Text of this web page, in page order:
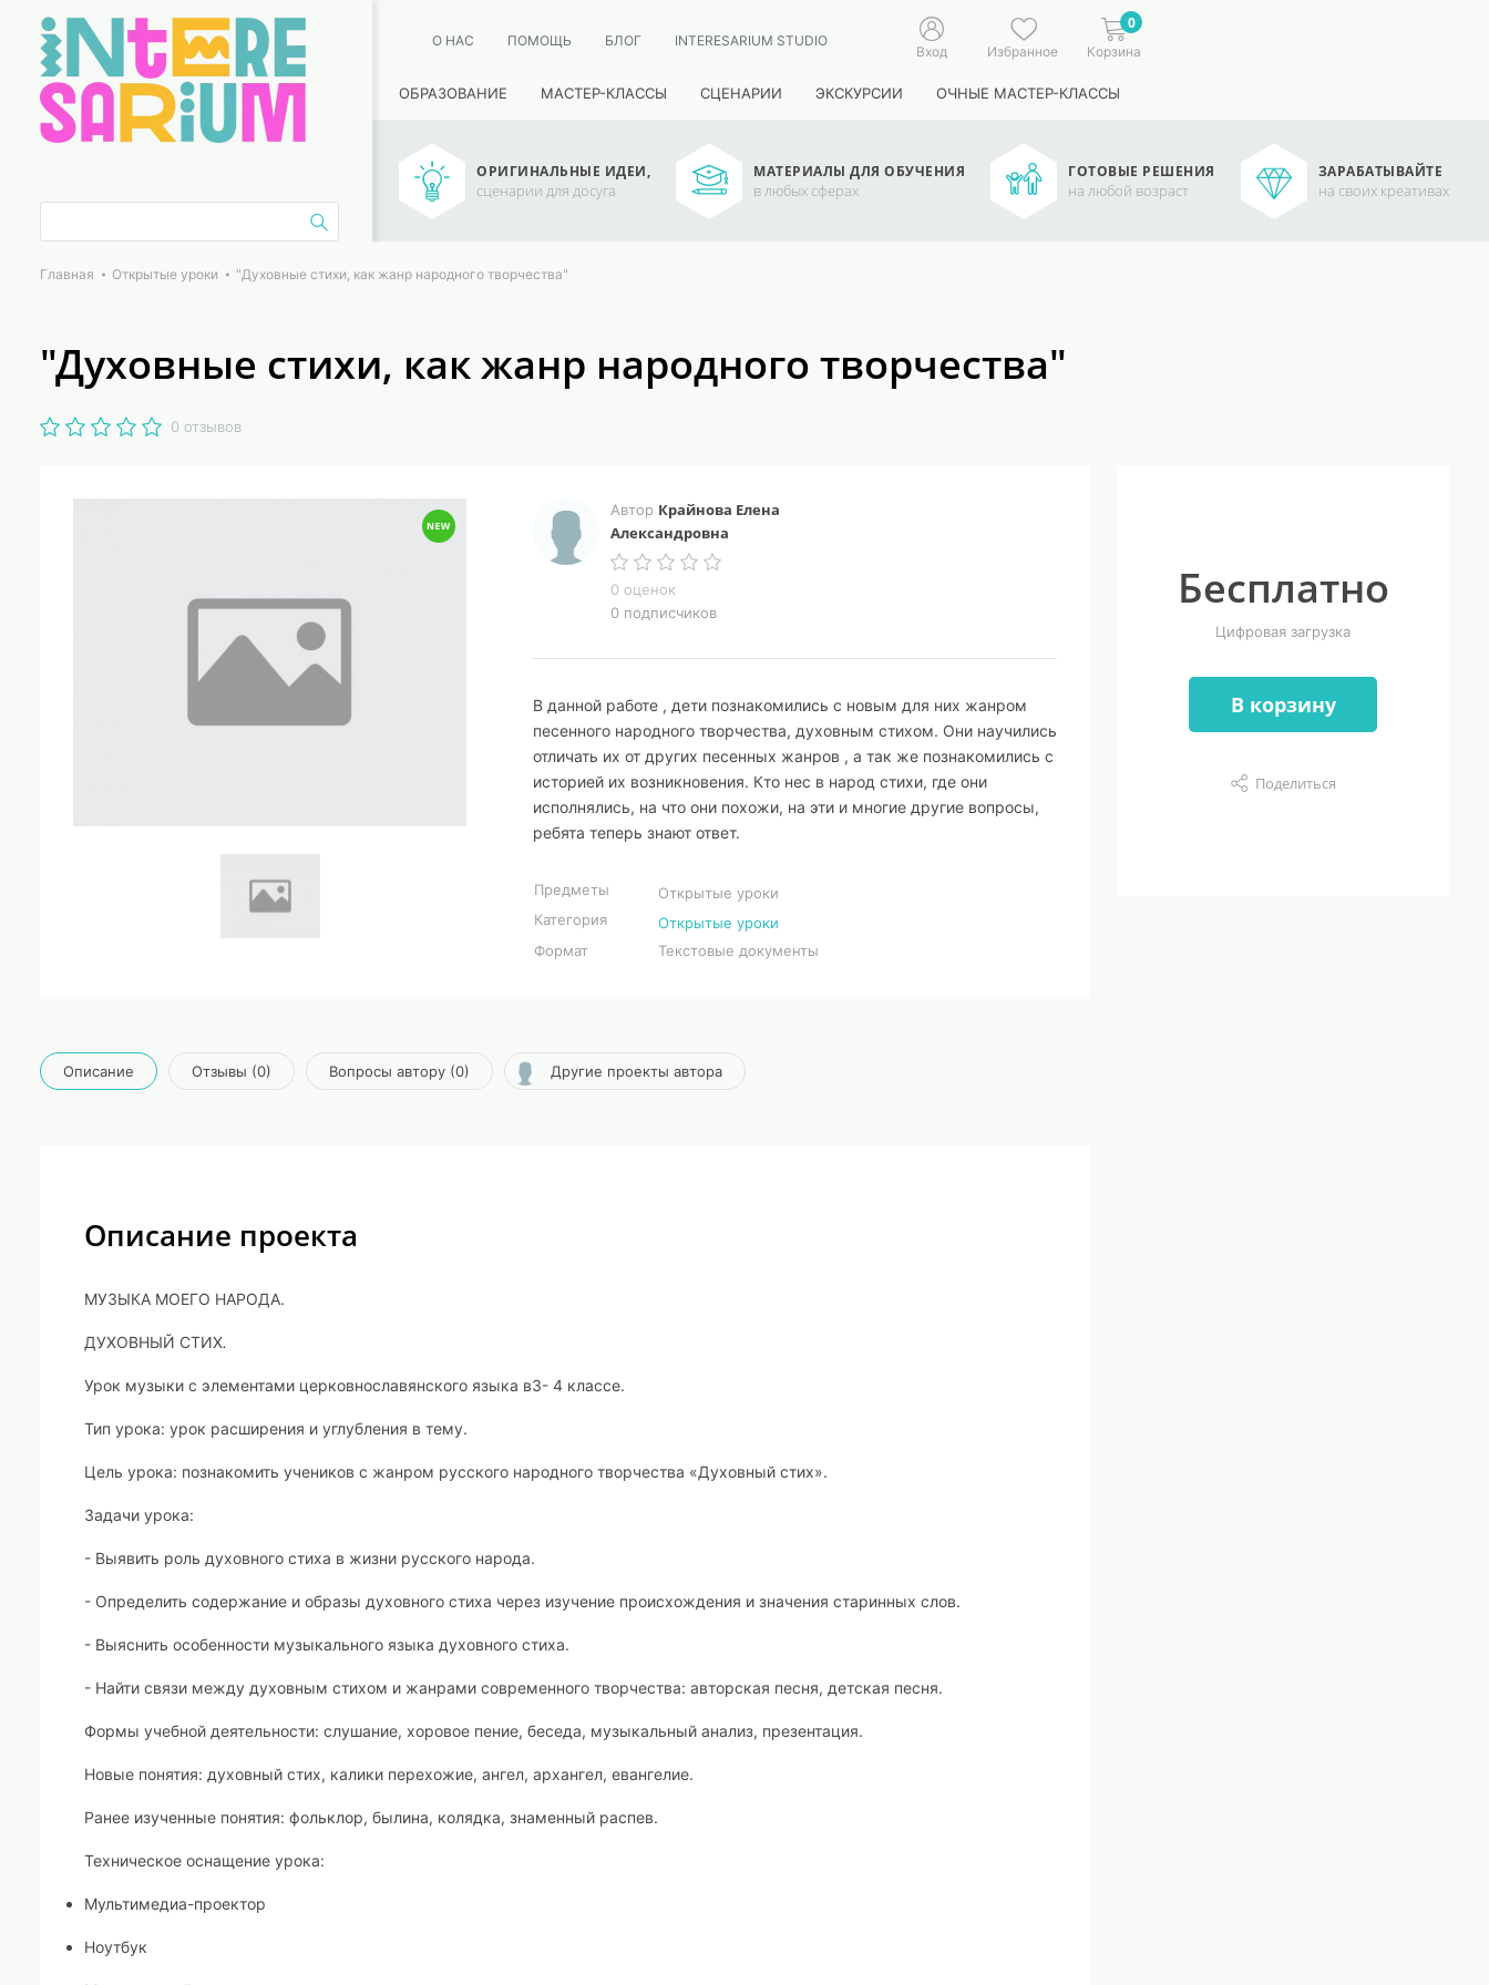
О НАС ПОМОЩЬ БЛОГ INTERESARIUM STUDIO
Вход Избранное
0
Корзина
ОБРАЗОВАНИЕ МАСТЕР-КЛАССЫ СЦЕНАРИИ ЭКСКУРСИИ ОЧНЫЕ МАСТЕР-КЛАССЫ
ОРИГИНАЛЬНЫЕ ИДЕИ,
сценарии для досуга
МАТЕРИАЛЫ ДЛЯ ОБУЧЕНИЯ
в любых сферах
ГОТОВЫЕ РЕШЕНИЯ
на любой возраст
ЗАРАБАТЫВАЙТЕ
на своих креативах
Главная Открытые уроки "Духовные стихи, как жанр народного творчества"
"Духовные стихи, как жанр народного творчества"
0 отзывов
Автор Крайнова Елена
Александровна
0 оценок
0 подписчиков
В данной работе , дети познакомились с новым для них жанром
песенного народного творчества, духовным стихом. Они научились
отличать их от других песенных жанров , а так же познакомились с
историей их возникновения. Кто нес в народ стихи, где они
исполнялись, на что они похожи, на эти и многие другие вопросы,
ребята теперь знают ответ.
Предметы
Открытые уроки
Категория
Открытые уроки
Формат
Текстовые документы
Бесплатно
Цифровая загрузка
В корзину
Поделиться
Описание Отзывы (0) Вопросы автору (0) Другие проекты автора
Описание проекта
МУЗЫКА МОЕГО НАРОДА.
ДУХОВНЫЙ СТИХ.
Урок музыки с элементами церковнославянского языка в3- 4 классе.
Тип урока: урок расширения и углубления в тему.
Цель урока: познакомить учеников с жанром русского народного творчества «Духовный стих».
Задачи урока:
- Выявить роль духовного стиха в жизни русского народа.
- Определить содержание и образы духовного стиха через изучение происхождения и значения старинных слов.
- Выяснить особенности музыкального языка духовного стиха.
- Найти связи между духовным стихом и жанрами современного творчества: авторская песня, детская песня.
Формы учебной деятельности: слушание, хоровое пение, беседа, музыкальный анализ, презентация.
Новые понятия: духовный стих, калики перехожие, ангел, архангел, евангелие.
Ранее изученные понятия: фольклор, былина, колядка, знаменный распев.
Техническое оснащение урока:
Мультимедиа-проектор
Ноутбук